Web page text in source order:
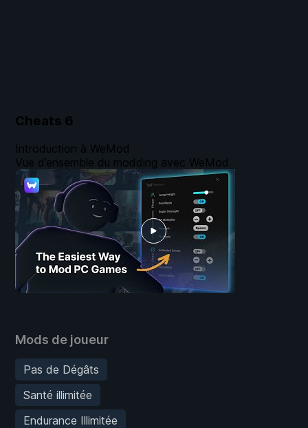
Cheats 6
Mods de joueur
Pas de Dégâts
Santé illimitée
Endurance Illimitée
Introduction à WeMod
Vue d’ensemble du modding avec WeMod